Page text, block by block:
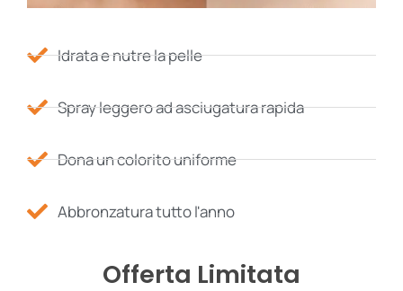
Idrata e nutre la pelle
Spray leggero ad asciugatura rapida
Dona un colorito uniforme
Abbronzatura tutto l'anno
Offerta Limitata